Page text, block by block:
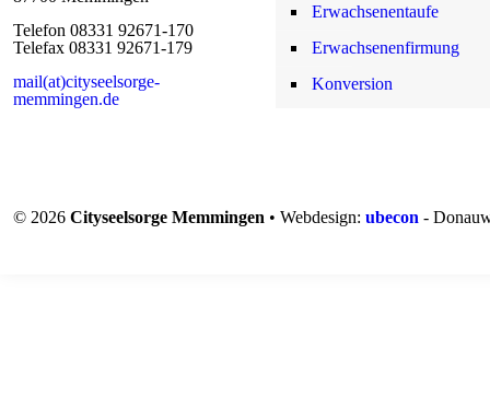
Telefon 08331 92671-170
Telefax 08331 92671-179
mail(at)cityseelsorge-
memmingen.de
Erwachsenentaufe
Erwachsenenfirmung
Konversion
© 2026 Cityseelsorge Memmingen • Webdesign: ubecon -